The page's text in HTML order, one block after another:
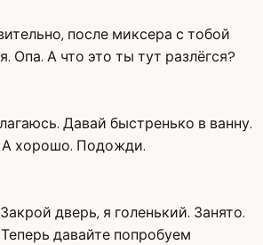
после миксера с тобой
Опа. А что это ты тут разлёгся?
Давай быстренько в ванну.
А хорошо. Подожди.
дверь, я голенький. Занято.
давайте попробуем